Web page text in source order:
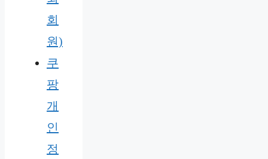
회
원)
쿠
팡
개
인
정